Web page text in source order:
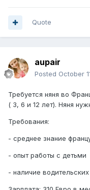
Quote
aupair
Posted October
Требуется няня во
( 3, 6 и 12 лет). Няня
Требования:
- среднее знание
- опыт работы с детьми
- наличие